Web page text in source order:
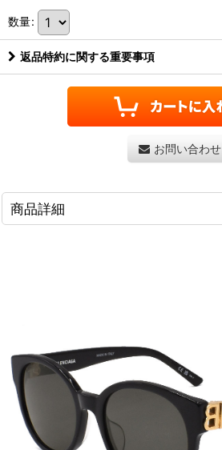
数量:
返品特約に関する重要事項
お問い合わせ
商品詳細